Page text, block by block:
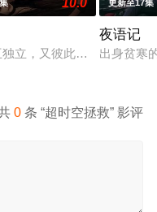
漫画《吾凰在上》。
10.0
独立，又彼此呼应的故事
更新至17集
夜语记
出身贫寒
0 条 “超时空拯救” 影评